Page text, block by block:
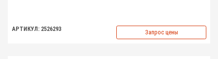
АРТИКУЛ: 2526293 Запрос цены